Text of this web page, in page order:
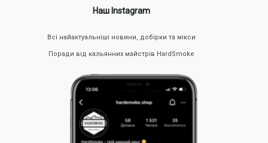
Наш Instagram
Всі найактуальніші новини, добірки та мікси
Поради від кальянних майстрів HardSmoke